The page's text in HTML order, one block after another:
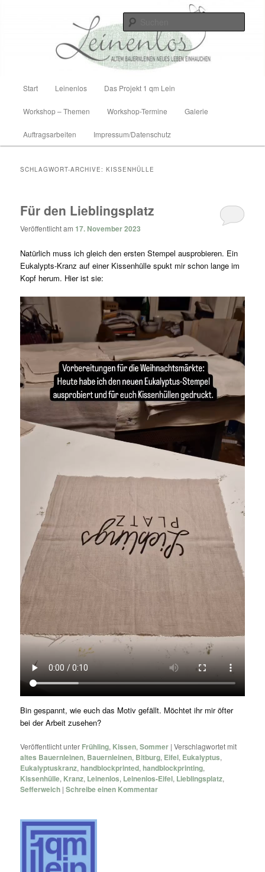
Leinenlos
Start Leinenlos Das Projekt 1 qm Lein
Workshop – Themen Workshop-Termine Galerie
Auftragsarbeiten Impressum/Datenschutz
SCHLAGWORT-ARCHIVE:KISSENHÜLLE
Für den Lieblingsplatz
Veröffentlicht am 17. November 2023
Natürlich muss ich gleich den ersten Stempel ausprobieren. Ein
Eukalypts-Kranz auf einer Kissenhülle spukt mir schon lange im
Kopf herum. Hier ist sie:
Bin gespannt, wie euch das Motiv gefällt. Möchtet ihr mir öfter
bei der Arbeit zusehen?
Veröffentlicht unter Frühling, Kissen,Sommer |Verschlagwortet mit
altes Bauernleinen, Bauernleinen, Bitburg, Eifel, Eukalyptus,
Eukalyptuskranz, handblockprinted, handblockprinting,
Kissenhülle, Kranz, Leinenlos, Leinenlos-Eifel, Lieblingsplatz,
Sefferweich |Schreibe einen Kommentar